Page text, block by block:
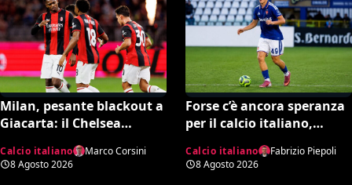
Milan, pesante blackout a
Giacarta: il Chelsea
amichevole
Calcio italiano
Marco Corsini
8 Agosto 2026
Forse c’è ancora speranza
per il calcio italiano,
17enne Riccardo Cassano:
“È come Pirlo e Busquets”
Calcio italiano
Fabrizio Piepoli
8 Agosto 2026